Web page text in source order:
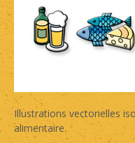
Illustrations vectorielles
alimentaire.